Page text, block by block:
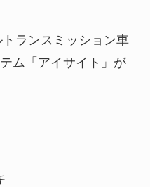
ランスミッション車
ム「アイサイト」が